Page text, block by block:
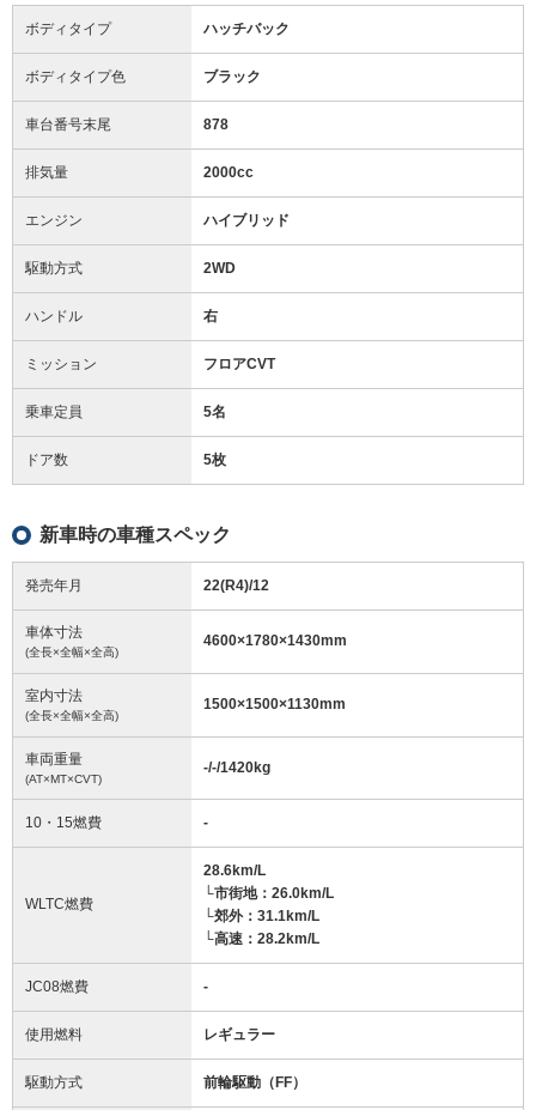
ボディタイプ ハッチバック
ボディタイプ色 ブラック
車台番号末尾 878
排気量 2000cc
エンジン ハイブリッド
駆動方式 2WD
ハンドル 右
ミッション フロアCVT
乗車定員 5名
ドア数 5枚
新車時の車種スペック
発売年月 22(R4)/12
車体寸法
(全長×全幅×全高)
4600×1780×1430mm
室内寸法
(全長×全幅×全高)
1500×1500×1130mm
車両重量
(AT×MT×CVT)
-/-/1420kg
10・15燃費 -
WLTC燃費
28.6km/L
└市街地：26.0km/L
└郊外：31.1km/L
└高速：28.2km/L
JC08燃費 -
使用燃料 レギュラー
駆動方式 前輪駆動（FF）